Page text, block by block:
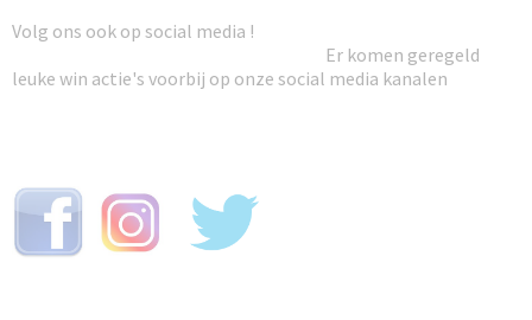
Volg ons ook op social media !
Er komen geregeld
leuke win actie's voorbij op onze social media kanalen